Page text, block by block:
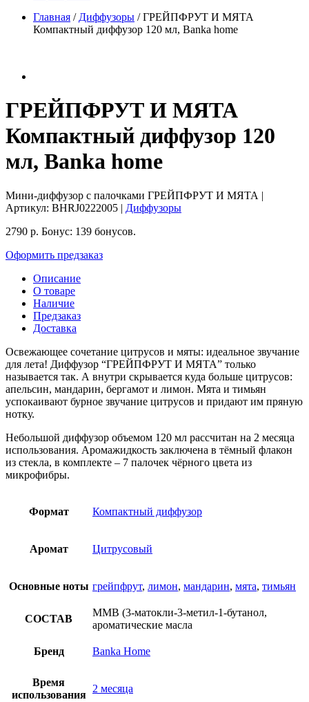
Главная / Диффузоры /ГРЕЙПФРУТ И МЯТА
Компактный диффузор 120 мл, Banka home
ГРЕЙПФРУТ И МЯТА
Компактный диффузор 120
мл, Banka home
Мини-диффузор с палочками ГРЕЙПФРУТ И МЯТА |
Артикул: BHRJ0222005 | Диффузоры
2790 р. Бонус: 139 бонусов.
Оформить предзаказ
Описание
О товаре
Наличие
Предзаказ
Доставка
Освежающее сочетание цитрусов и мяты: идеальное звучание
для лета! Диффузор “ГРЕЙПФРУТ И МЯТА” только
называется так. А внутри скрывается куда больше цитрусов:
апельсин, мандарин, бергамот и лимон. Мята и тимьян
успокаивают бурное звучание цитрусов и придают им пряную
нотку.
Небольшой диффузор объемом 120 мл рассчитан на 2 месяца
использования. Аромажидкость заключена в тёмный флакон
из стекла, в комплекте – 7 палочек чёрного цвета из
микрофибры.
Формат Компактный диффузор
Аромат Цитрусовый
Основные ноты грейпфрут, лимон, мандарин, мята, тимьян
СОСТАВ
ММВ (3-матокли-3-метил-1-бутанол,
ароматические масла
Бренд Banka Home
Время
использования
2 месяца